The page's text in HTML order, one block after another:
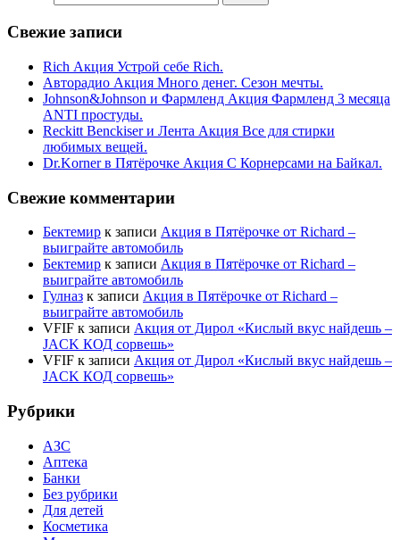
Свежие записи
Rich Акция Устрой себе Rich.
Авторадио Акция Много денег. Сезон мечты.
Johnson&Johnson и Фармленд Акция Фармленд 3 месяца
ANTI простуды.
Reckitt Benckiser и Лента Акция Все для стирки
любимых вещей.
Dr.Korner в Пятёрочке Акция С Корнерсами на Байкал.
Свежие комментарии
Бектемир к записи Акция в Пятёрочке от Richard –
выиграйте автомобиль
Бектемир к записи Акция в Пятёрочке от Richard –
выиграйте автомобиль
Гулназ к записи Акция в Пятёрочке от Richard –
выиграйте автомобиль
VFIF к записи Акция от Дирол «Кислый вкус найдешь –
JACK КОД сорвешь»
VFIF к записи Акция от Дирол «Кислый вкус найдешь –
JACK КОД сорвешь»
Рубрики
АЗС
Аптека
Банки
Без рубрики
Для детей
Косметика